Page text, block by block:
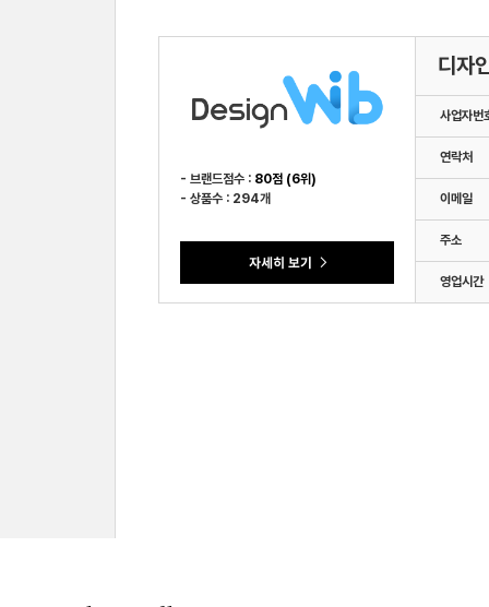
- 브랜드점수 : 80점 (6위)
- 상품수 : 294개
디자
사업자번
연락처
이메일
주소
영업시간